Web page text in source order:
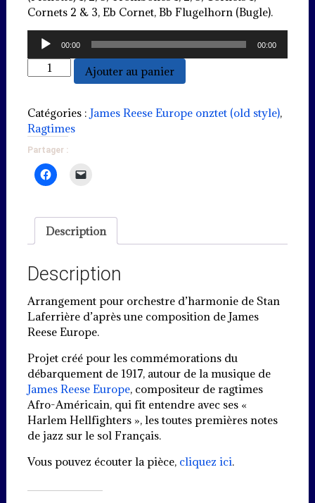
Cornets 2 & 3, Eb Cornet, Bb Flugelhorn (Bugle).
Lecteur
audio
00:00 00:00
quantité
de
da
Ajouter au panier
Catégories : James Reese Europe onztet (old style),
Ragtimes
Partager :
Description
Description
Arrangement pour orchestre d’harmonie de Stan
Laferrière d’après une composition de James
Reese Europe.
Projet créé pour les commémorations du
débarquement de 1917, autour de la musique de
James Reese Europe, compositeur de ragtimes
Afro-Américain, qui fit entendre avec ses «
Harlem Hellfighters », les toutes premières notes
de jazz sur le sol Français.
Vous pouvez écouter la pièce, cliquez ici.